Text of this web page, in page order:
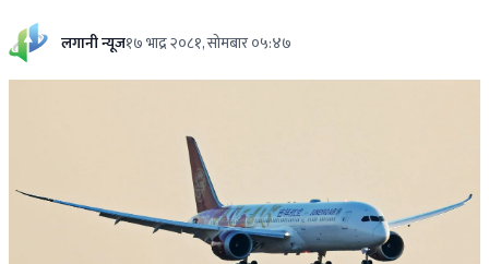
लगानी न्यूज१७ भाद्र २०८१, सोमबार ०५:४७